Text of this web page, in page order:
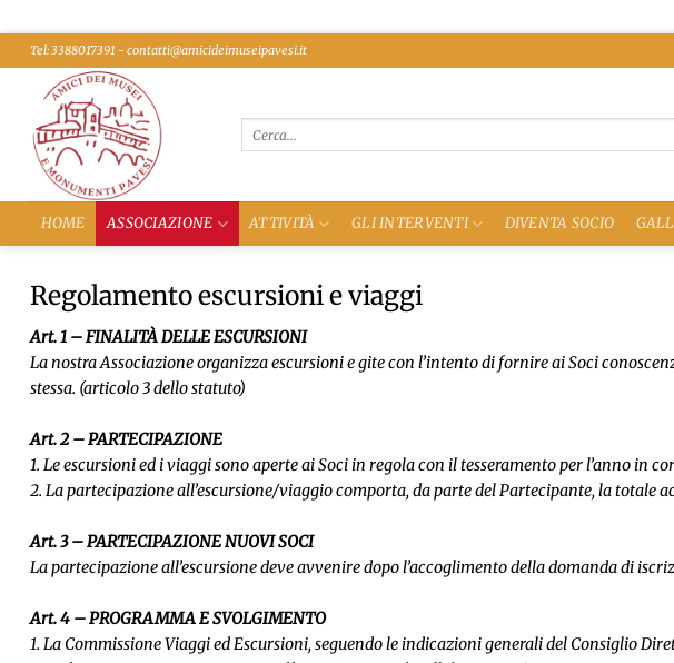
Salta
ai
contenuti
Tel: 3388017391 - contatti@amicideimuseipavesi.it
HOME ASSOCIAZIONE ATTIVITÀ GLI INTERVENTI DIVENTA SOCIO
Regolamento escursioni e viaggi
Art. 1 – FINALITÀ DELLE ESCURSIONI
La nostra Associazione organizza escursioni e gite con l’intento di fornire ai Soci
stessa. (articolo 3 dello statuto)
Art. 2 – PARTECIPAZIONE
1. Le escursioni ed i viaggi sono aperte ai Soci in regola con il tesseramento per l’anno in
2. La partecipazione all’escursione/viaggio comporta, da parte del Partecipante, la totale
Art. 3 – PARTECIPAZIONE NUOVI SOCI
La partecipazione all’escursione deve avvenire dopo l’accoglimento della domanda di
Art. 4 – PROGRAMMA E SVOLGIMENTO
1. La Commissione Viaggi ed Escursioni, seguendo le indicazioni generali del Consiglio